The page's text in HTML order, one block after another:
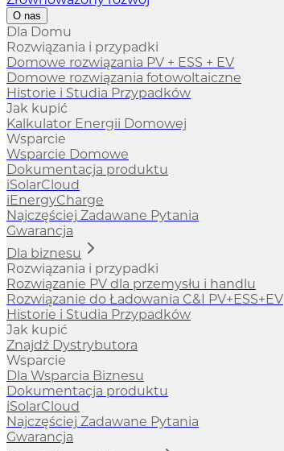
O nas
Dla Domu
Rozwiązania i przypadki
Domowe rozwiązania PV + ESS + EV
Domowe rozwiązania fotowoltaiczne
Historie i Studia Przypadków
Jak kupić
Kalkulator Energii Domowej
Wsparcie
Wsparcie Domowe
Dokumentacja produktu
iSolarCloud
iEnergyCharge
Najczęściej Zadawane Pytania
Gwarancja
Dla biznesu
Rozwiązania i przypadki
Rozwiązanie PV dla przemysłu i handlu
Rozwiązanie do Ładowania C&I PV+ESS+EV
Historie i Studia Przypadków
Jak kupić
Znajdź Dystrybutora
Wsparcie
Dla Wsparcia Biznesu
Dokumentacja produktu
iSolarCloud
Najczęściej Zadawane Pytania
Gwarancja